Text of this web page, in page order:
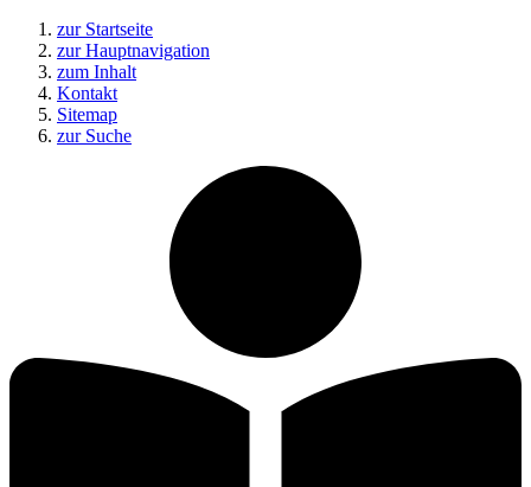
zur Startseite
zur Hauptnavigation
zum Inhalt
Kontakt
Sitemap
zur Suche